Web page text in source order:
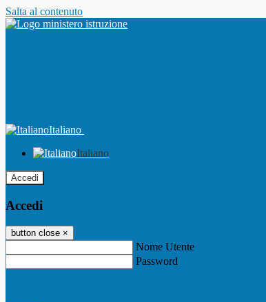
Salta al contenuto
Italiano
Italiano
Accedi
Accedi
button close ×
Nome Utente
Password